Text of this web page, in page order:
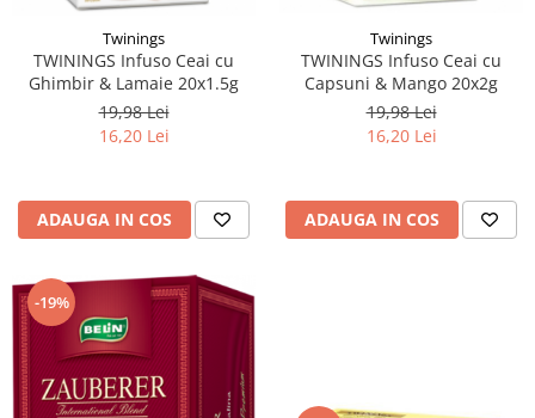
Twinings
TWININGS Infuso Ceai cu
Ghimbir & Lamaie 20x1.5g
19,98 Lei
16,20 Lei
ADAUGA IN COS
Twinings
TWININGS Infuso Ceai cu
Capsuni & Mango 20x2g
19,98 Lei
16,20 Lei
ADAUGA IN COS
-19%